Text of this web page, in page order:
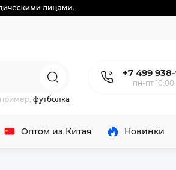
+7 499
пн-пт 10:00
футболка
Оптом из Китая Новинки